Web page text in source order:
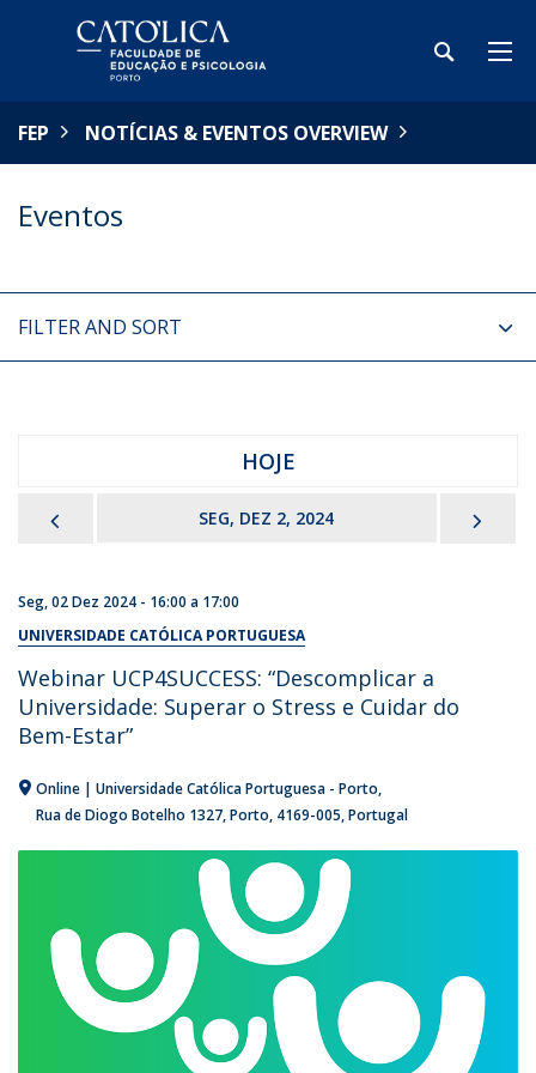
FEP NOTÍCIAS & EVENTOS OVERVIEW
Eventos
FILTER AND SORT
HOJE
SEG, DEZ 2, 2024
Seg, 02 Dez 2024 - 16:00 a 17:00
UNIVERSIDADE CATÓLICA PORTUGUESA
Webinar UCP4SUCCESS: “Descomplicar a
Universidade: Superar o Stress e Cuidar do
Bem-Estar”
Online | Universidade Católica Portuguesa - Porto
Rua de Diogo Botelho 1327 Porto 4169-005 Portugal